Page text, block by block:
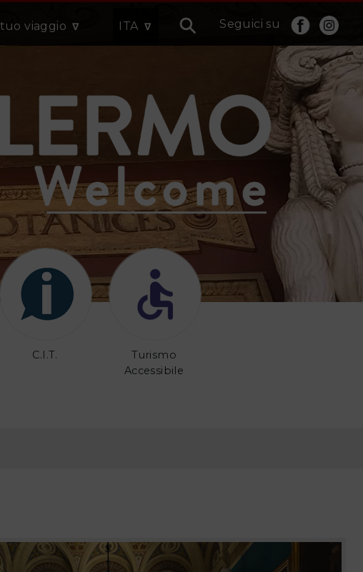
viaggio ITA Seguici su
C.I.T.
Turismo
Accessibile